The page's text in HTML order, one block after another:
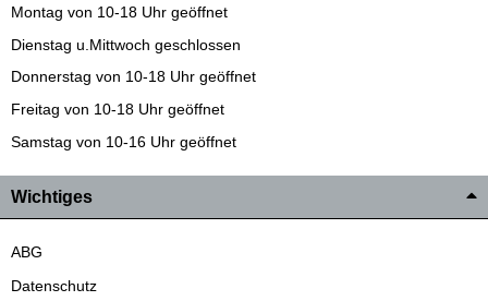
Montag von 10-18 Uhr geöffnet
Dienstag u.Mittwoch geschlossen
Donnerstag von 10-18 Uhr geöffnet
Freitag von 10-18 Uhr geöffnet
Samstag von 10-16 Uhr geöffnet
Wichtiges
ABG
Datenschutz